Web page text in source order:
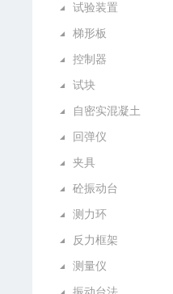
试验装置
梯形板
控制器
试块
自密实混凝土
回弹仪
夹具
砼振动台
测力环
反力框架
测量仪